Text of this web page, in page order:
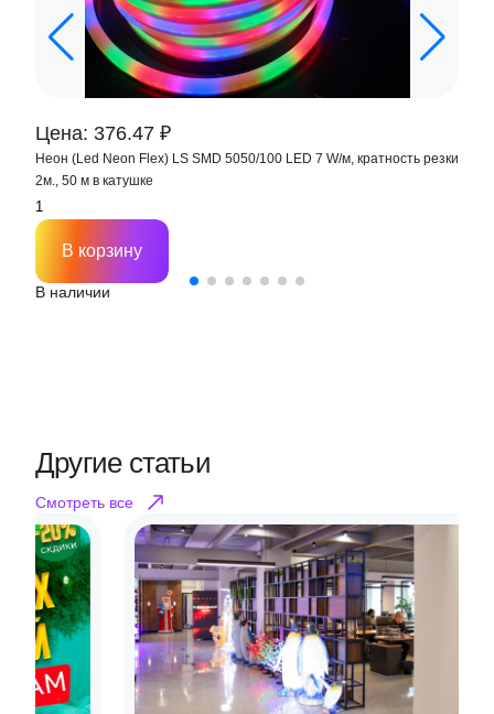
Цена: 376.47 ₽
Неон (Led Neon Flex) LS SMD 5050/100 LED 7 W/м, кратность резки
2м., 50 м в катушке
В наличии
В корзину
Другие статьи
Смотреть все